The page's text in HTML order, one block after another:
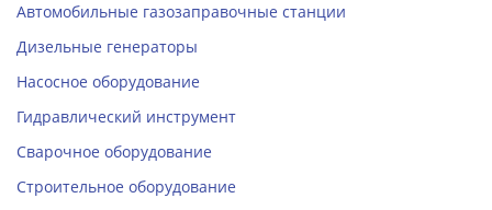
Автомобильные газозаправочные станции
Дизельные генераторы
Насосное оборудование
Гидравлический инструмент
Сварочное оборудование
Строительное оборудование